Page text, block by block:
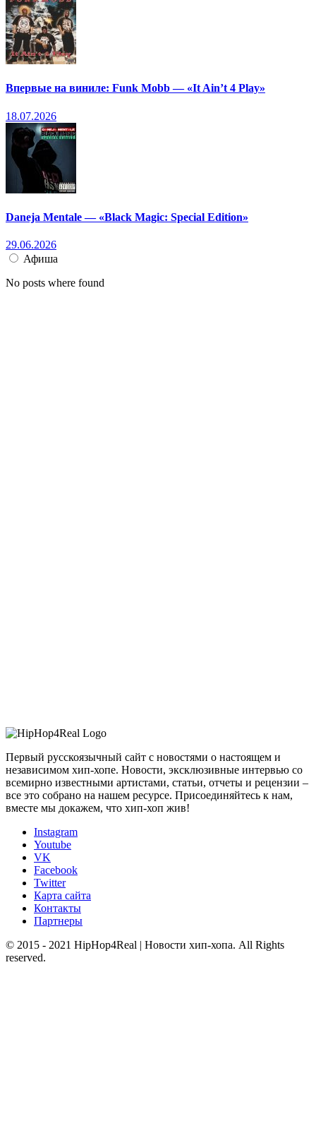
Впервые на виниле: Funk Mobb — «It Ain’t 4 Play»
18.07.2026
Daneja Mentale — «Black Magic: Special Edition»
29.06.2026
Афиша
No posts where found
Первый русскоязычный сайт с новостями о настоящем и
независимом хип-хопе. Новости, эксклюзивные интервью со
всемирно известными артистами, статьи, отчеты и рецензии –
все это собрано на нашем ресурсе. Присоединяйтесь к нам,
вместе мы докажем, что хип-хоп жив!
Instagram
Youtube
VK
Facebook
Twitter
Карта сайта
Контакты
Партнеры
© 2015 - 2021 HipHop4Real | Новости хип-хопа. All Rights
reserved.